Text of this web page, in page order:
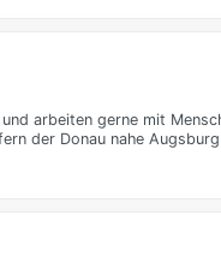
arbeiten gerne mit
der Donau nahe